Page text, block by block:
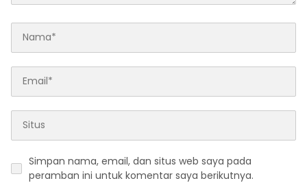
Simpan nama, email, dan situs web saya pada
peramban ini untuk komentar saya berikutnya.